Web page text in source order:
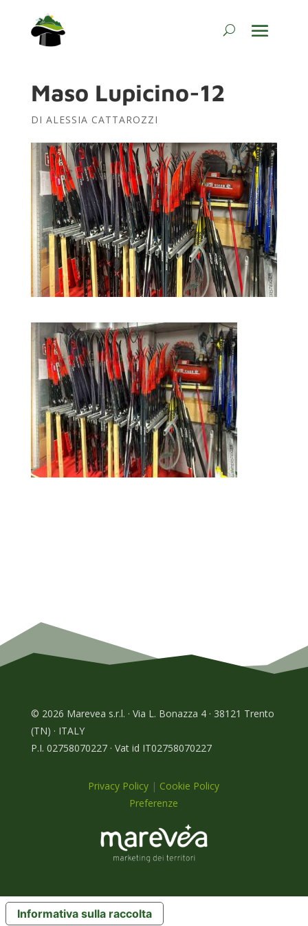
Maso Lupicino-12
DI ALESSIA CATTAROZZI
© 2026 Marevea s.r.l. · Via L. Bonazza 4 · 38121 Trento
(TN) · ITALY
P.I. 02758070227 · Vat id IT02758070227
Privacy Policy | Cookie Policy
Preferenze
Informativa sulla raccolta